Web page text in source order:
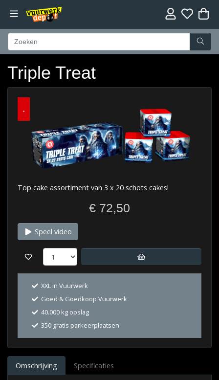
Triple Treat
.
Top cake assortiment van 3 x 20 schots cakes!
€ 72,50
Speel video
XXL in Vuurwerk
Goed & Goedkoop Vuurwerk
40.000 kg opslag
350 gratis parkeerplaatsen
Omschrijving Specificaties